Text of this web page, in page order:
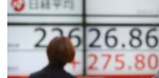
ကြည့်
ပင်မ
အ
အမေရိကန်သုံးအီဒီယံ
မကြေးမုံရဲ့ အင်္ဂလိပ်စာ
ရုပ်ရှင်ထဲက အင်္ဂလိပ်စာ
သုတပဒေသာ အင်္ဂလိပ်စာ
အပတ်စဉ်ကဏ္ဍများ
ရေဒီယို
တီဗွီ
ရေဒီယိုနှင့်ရုပ်သံ အချက်အလက်များ
ရေဒီယို/တီဗွီအစီအစဉ်